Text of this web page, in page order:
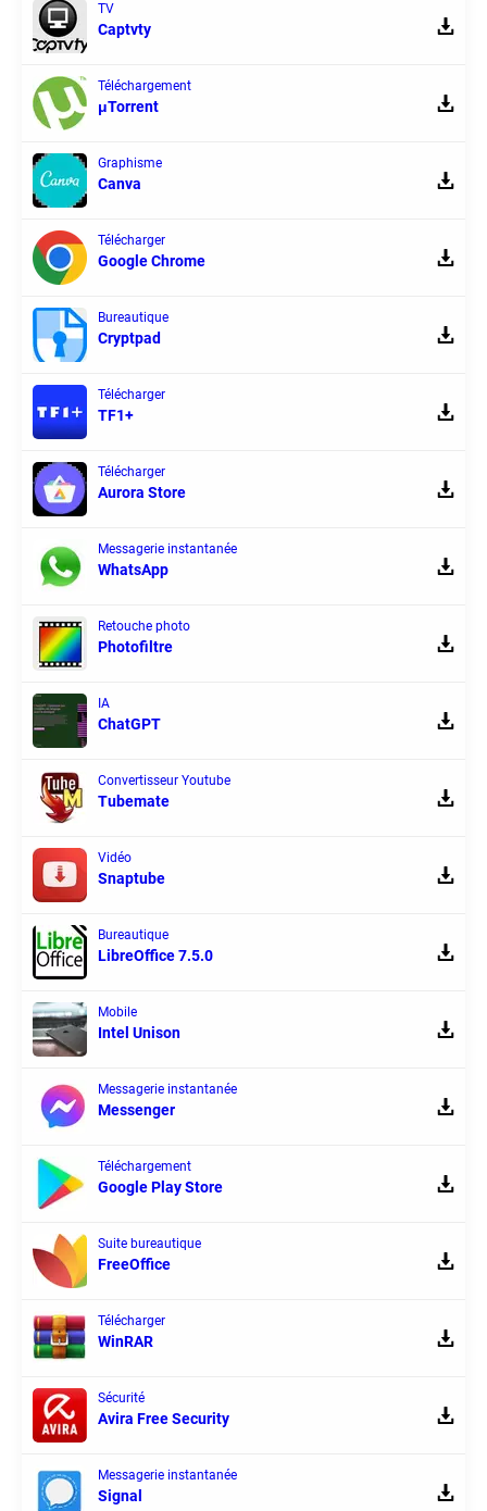
TV
Captvty
Téléchargement
μTorrent
Graphisme
Canva
Télécharger
Google Chrome
Bureautique
Cryptpad
Télécharger
TF1+
Télécharger
Aurora Store
Messagerie instantanée
WhatsApp
Retouche photo
Photofiltre
IA
ChatGPT
Convertisseur Youtube
Tubemate
Vidéo
Snaptube
Bureautique
LibreOffice 7.5.0
Mobile
Intel Unison
Messagerie instantanée
Messenger
Téléchargement
Google Play Store
Suite bureautique
FreeOffice
Télécharger
WinRAR
Sécurité
Avira Free Security
Messagerie instantanée
Signal